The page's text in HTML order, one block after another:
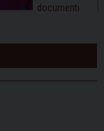
documenti